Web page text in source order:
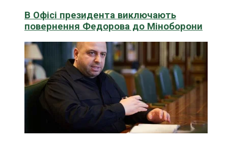
В Офісі президента виключають
повернення Федорова до Міноборони